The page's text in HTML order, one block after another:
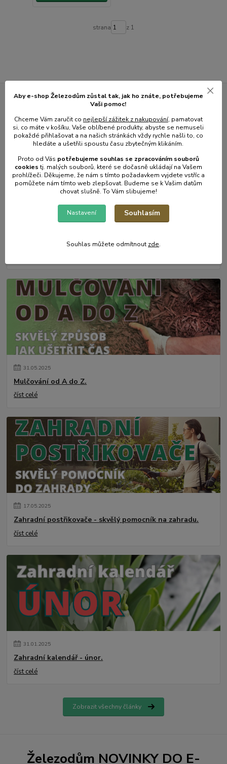
strana z 1
Novinky z našeho blogu
31.05.2025
Mulčování od A do Z.
číst celé
17.05.2025
Zahradní postřikovače - skvělý pomocník na zahradu.
číst celé
31.01.2025
Zahradní kalendář - únor.
číst celé
Zobrazit všechny články
Železodům NOVINKY DO E-
Aby e-shop Železodům zůstal tak, jak ho znáte, potřebujeme
Vaši pomoc!
Chceme Vám zaručit co nejlepší zážitek z nakupování, pamatovat
si, co máte v košíku, Vaše oblíbené produkty, abyste se nemuseli
pokaždé přihlašovat a na našich stránkách vždy rychle našli to, co
hledáte a ušetřili spoustu času zbytečným klikáním.
Proto od Vás potřebujeme souhlas se zpracováním souborů
cookiestj. malých souborů, které se dočasně ukládají na Vašem
prohlížeči. Děkujeme, že nám s tímto požadavkem vyjdete vstříc a
pomůžete nám tímto web zlepšovat. Budeme se k Vašim datům
chovat slušně. To Vám slibujeme!
Nastavení Souhlasím
Souhlas můžete odmítnout zde.